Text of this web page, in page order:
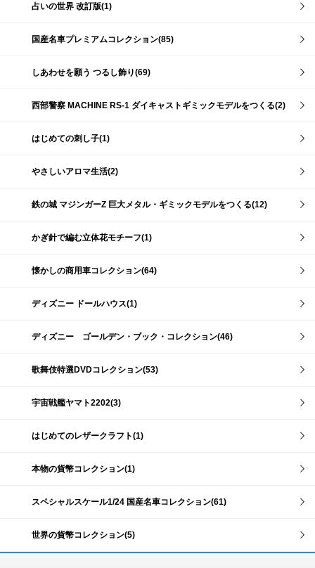
占いの世界 改訂版(1)
国産名車プレミアムコレクション(85)
しあわせを願う つるし飾り(69)
西部警察 MACHINE RS-1 ダイキャストギミックモデルをつくる(2)
はじめての刺し子(1)
やさしいアロマ生活(2)
鉄の城 マジンガーZ 巨大メタル・ギミックモデルをつくる(12)
かぎ針で編む立体花モチーフ(1)
懐かしの商用車コレクション(64)
ディズニー ドールハウス(1)
ディズニー ゴールデン・ブック・コレクション(46)
歌舞伎特選DVDコレクション(53)
宇宙戦艦ヤマト2202(3)
はじめてのレザークラフト(1)
本物の貨幣コレクション(1)
スペシャルスケール1/24 国産名車コレクション(61)
世界の貨幣コレクション(5)